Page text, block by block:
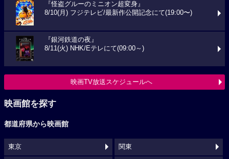
『怪盗グルーのミニオン超変身』
8/10(月) フジテレビ/最新作公開記念にて(19:00〜)
『銀河鉄道の夜』
8/11(火) NHK/Eテレにて(09:00～)
映画TV放送スケジュールへ
映画館を探す
都道府県から映画館
東京 関東